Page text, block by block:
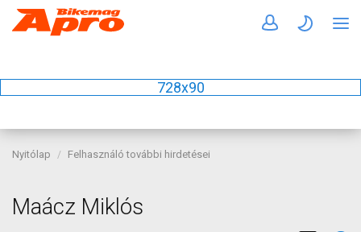
728x90
Nyitólap Felhasználó további hirdetései
Maácz Miklós